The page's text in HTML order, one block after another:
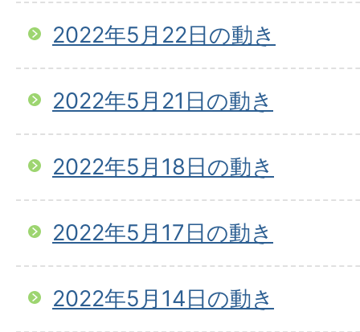
2022年5月22日の動き
2022年5月21日の動き
2022年5月18日の動き
2022年5月17日の動き
2022年5月14日の動き